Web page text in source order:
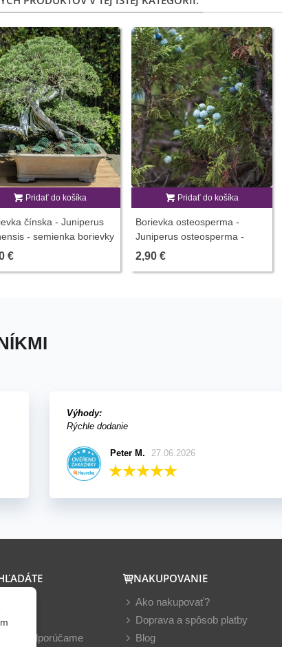
Pridať do košíka
čínska - Juniperus
- semienka borievky
€
Pridať do košíka
Borievka osteosperma -
Juniperus osteosperma -
semienka borievky - 5 ks
2,90 €
Výhody:
Rýchle dodanie
Peter M. 27.06.2026
Novinky
Teraz odporúčame
NAKUPOVANIE
Ako nakupovať?
Doprava a spôsob platby
Blog